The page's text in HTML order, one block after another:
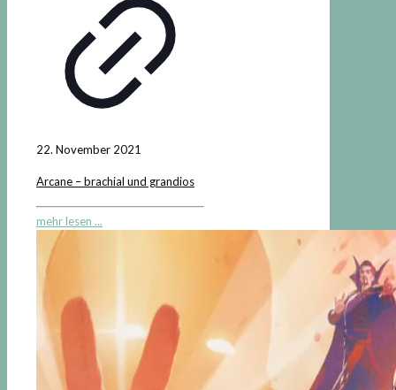
22. November 2021
Arcane – brachial und grandios
mehr lesen ...